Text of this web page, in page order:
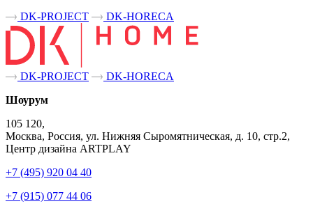
DK-PROJECT
DK-HORECA
DK-PROJECT
DK-HORECA
Шоурум
105 120,
Москва, Россия, ул. Нижняя Сыромятническая, д. 10, стр.2,
Центр дизайна ARTPLAY
+7 (495) 920 04 40
+7 (915) 077 44 06